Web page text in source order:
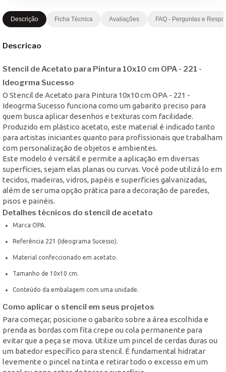
Descrição Ficha Técnica Avaliações FAQ - Perguntas e
Descricao
Stencil de Acetato para Pintura 10x10 cm OPA - 221 -
Ideogrma Sucesso
O Stencil de Acetato para Pintura 10x10 cm OPA - 221 -
Ideogrma Sucesso funciona como um gabarito preciso para
quem busca aplicar desenhos e texturas com facilidade.
Produzido em plástico acetato, este material é indicado tanto
para artistas iniciantes quanto para profissionais que trabalham
com personalização de objetos e ambientes.
Este modelo é versátil e permite a aplicação em diversas
superfícies, sejam elas planas ou curvas. Você pode utilizá lo em
tecidos, madeiras, vidros, papéis e superfícies galvanizadas,
além de ser uma opção prática para a decoração de paredes,
pisos e painéis.
Detalhes técnicos do stencil de acetato
Marca OPA.
Referência 221 (Ideograma Sucesso).
Material confeccionado em acetato.
Tamanho de 10x10 cm.
Conteúdo da embalagem com uma unidade.
Como aplicar o stencil em seus projetos
Para começar, posicione o gabarito sobre a área escolhida e
prenda as bordas com fita crepe ou cola permanente para
evitar que a peça se mova. Utilize um pincel de cerdas duras ou
um batedor específico para stencil. É fundamental hidratar
levemente o pincel na tinta e retirar todo o excesso em um